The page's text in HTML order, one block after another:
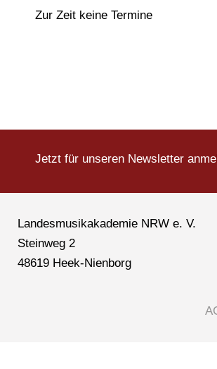
Zur Zeit keine Termine
Jetzt für unseren Newsletter
Landesmusikakademie NRW e. V.
Steinweg 2
48619 Heek-Nienborg